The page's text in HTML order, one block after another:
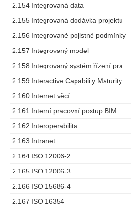
2.154 Integrovaná data
2.155 Integrovaná dodávka projektu
2.156 Integrované pojistné podmínky
2.157 Integrovaný model
2.160 Internet věcí
2.161 Interní pracovní postup BIM
2.162 Interoperabilita
2.163 Intranet
2.164 ISO 12006-2
2.165 ISO 12006-3
2.166 ISO 15686-4
2.167 ISO 16354